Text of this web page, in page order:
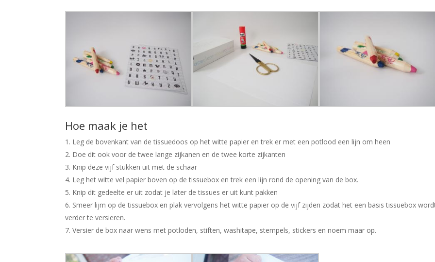
Hoe maak je het
Leg de bovenkant van de tissuedoos op het witte papier en trek er met een potlood een lijn om heen
Doe dit ook voor de twee lange zijkanen en de twee korte zijkanten
Knip deze vijf stukken uit met de schaar
Leg het witte vel papier boven op de tissuebox en trek een lijn rond de opening van de box.
Knip dit gedeelte er uit zodat je later de tissues er uit kunt pakken
Smeer lijm op de tissuebox en plak vervolgens het witte papier op de vijf zijden zodat het een basis tissuebox
verder te versieren.
Versier de box naar wens met potloden, stiften, washitape, stempels, stickers en noem maar op.